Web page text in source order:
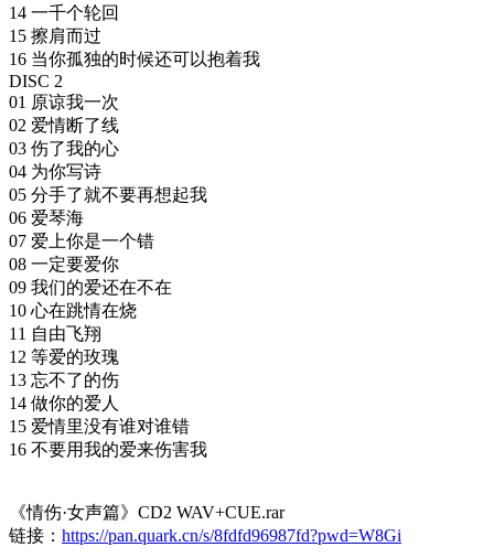
14 一千个轮回
15 擦肩而过
16 当你孤独的时候还可以抱着我
DISC 2
01 原谅我一次
02 爱情断了线
03 伤了我的心
04 为你写诗
05 分手了就不要再想起我
06 爱琴海
07 爱上你是一个错
08 一定要爱你
09 我们的爱还在不在
10 心在跳情在烧
11 自由飞翔
12 等爱的玫瑰
13 忘不了的伤
14 做你的爱人
15 爱情里没有谁对谁错
16 不要用我的爱来伤害我
《情伤·女声篇》CD2 WAV+CUE.rar
链接： https://pan.quark.cn/s/8fdfd96987fd?pwd=W8Gi